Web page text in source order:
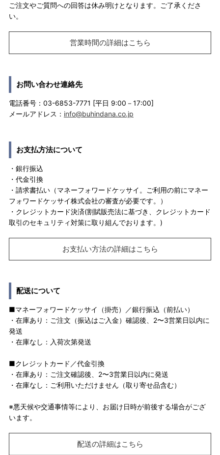
ご注文やご質問への回答は休み明けとなります。ご了承くださ
い。
営業時間の詳細はこちら
お問い合わせ連絡先
電話番号：03-6853-7771 [平日 9:00－17:00]
メールアドレス： info@buhindana.co.jp
お支払方法について
・銀行振込
・代金引換
・請求書払い（マネーフォワードケッサイ。ご利用の前にマネー
フォワードケッサイ株式会社の審査が必要です。）
・クレジットカード決済(割賦販売法に基づき、クレジットカード
取引のセキュリティ対策に取り組んでおります。)
お支払い方法の詳細はこちら
配送について
■マネーフォワードケッサイ（掛売）／銀行振込（前払い）
・在庫あり：ご注文（振込はご入金）確認後、2〜3営業日以内に
発送
・在庫なし：入荷次第発送
■クレジットカード／代金引換
・在庫あり：ご注文確認後、2〜3営業日以内に発送
・在庫なし：ご利用いただけません（取り寄せ品含む）
※悪天候や交通事情等により、お届け日時が前後する場合がござ
います。
配送の詳細はこちら